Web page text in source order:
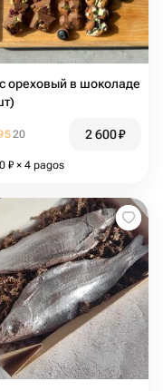
ореховый в шоколаде
20 2 600₽
₽ × 4 pagos